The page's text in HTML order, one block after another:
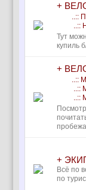
+
..::
..::
Тут
купиль
+
..::
..::
..::
+
Всё по
по